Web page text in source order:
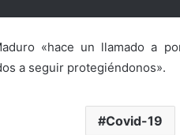
«hace un llamado a
a seguir protegiéndonos».
Covid-19